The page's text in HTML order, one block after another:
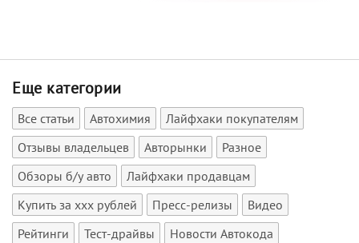
Еще категории
Все статьи Автохимия
Лайфхаки покупателям
Отзывы владельцев
Авторынки
Разное
Обзоры б/у авто
Лайфхаки продавцам
Купить за xxx рублей
Пресс-релизы
Видео
Рейтинги
Тест-драйвы
Новости Автокода